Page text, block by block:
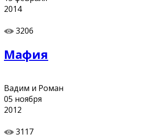
2014
3206
Мафия
Вадим и Роман
05 ноября
2012
3117